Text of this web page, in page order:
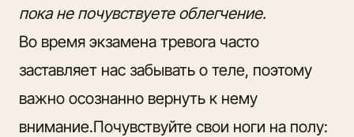
пока не почувствуете облегчение.
Во время экзамена тревога часто
заставляет нас забывать о теле, поэтому
важно осознанно вернуть к нему
внимание.Почувствуйте свои ноги на полу: